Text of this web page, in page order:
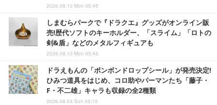
2026.08.10 Mon 05:45
しまむらパークで『ドラクエ』グッズがオンライン販
売!歴代ソフトのキーホルダー、「スライム」「ロトの
剣&盾」などのメタルフィギュアも
2026.08.10 Mon 05:45
ドラえもんの「ボンボンドロップシール」が発売決定!
ひみつ道具をはじめ、コロ助やパーマンたち「藤子・
F・不二雄」キャラも収録の全2種類
2026.08.09 Sun 05:15